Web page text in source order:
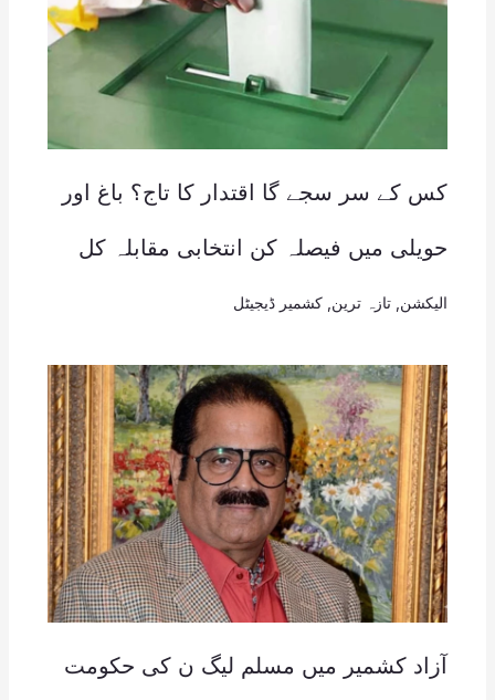
کس کے سر سجے گا اقتدار کا تاج؟ باغ اور
حویلی میں فیصلہ کن انتخابی مقابلہ کل
الیکشن تازہ ترین کشمیر ڈیجیٹل
آزاد کشمیر میں مسلم لیگ ن کی حکومت